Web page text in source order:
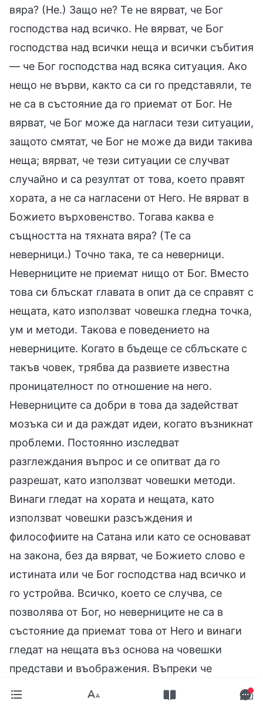
вяра? (Не.) Защо не? Те не вярват, че Бог
господства над всичко. Не вярват, че Бог
господства над всички неща и всички събития
— че Бог господства над всяка ситуация. Ако
нещо не върви, както са си го представяли, те
не са в състояние да го приемат от Бог. Не
вярват, че Бог може да нагласи тези ситуации,
защото смятат, че Бог не може да види такива
неща; вярват, че тези ситуации се случват
случайно и са резултат от това, което правят
хората, а не са нагласени от Него. Не вярват в
Божието върховенство. Тогава каква е
същността на тяхната вяра? (Те са
неверници.) Точно така, те са неверници.
Неверниците не приемат нищо от Бог. Вместо
това си блъскат главата в опит да се справят с
нещата, като използват човешка гледна точка,
ум и методи. Такова е поведението на
неверниците. Когато в бъдеще се сблъскате с
такъв човек, трябва да развиете известна
проницателност по отношение на него.
Неверниците са добри в това да задействат
мозъка си и да раждат идеи, когато възникнат
проблеми. Постоянно изследват
разглеждания въпрос и се опитват да го
разрешат, като използват човешки методи.
Винаги гледат на хората и нещата, като
използват човешки разсъждения и
философиите на Сатана или като се основават
на закона, без да вярват, че Божието слово е
истината или че Бог господства над всичко и
го устройва. Всичко, което се случва, се
позволява от Бог, но неверниците не са в
състояние да приемат това от Него и винаги
гледат на нещата въз основа на човешки
представи и въображения. Въпреки че
неверниците обикновено казват, че вярват, че